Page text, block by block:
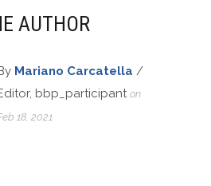
AUTHOR
Mariano Carcatella /
bbp_participant on
18, 2021